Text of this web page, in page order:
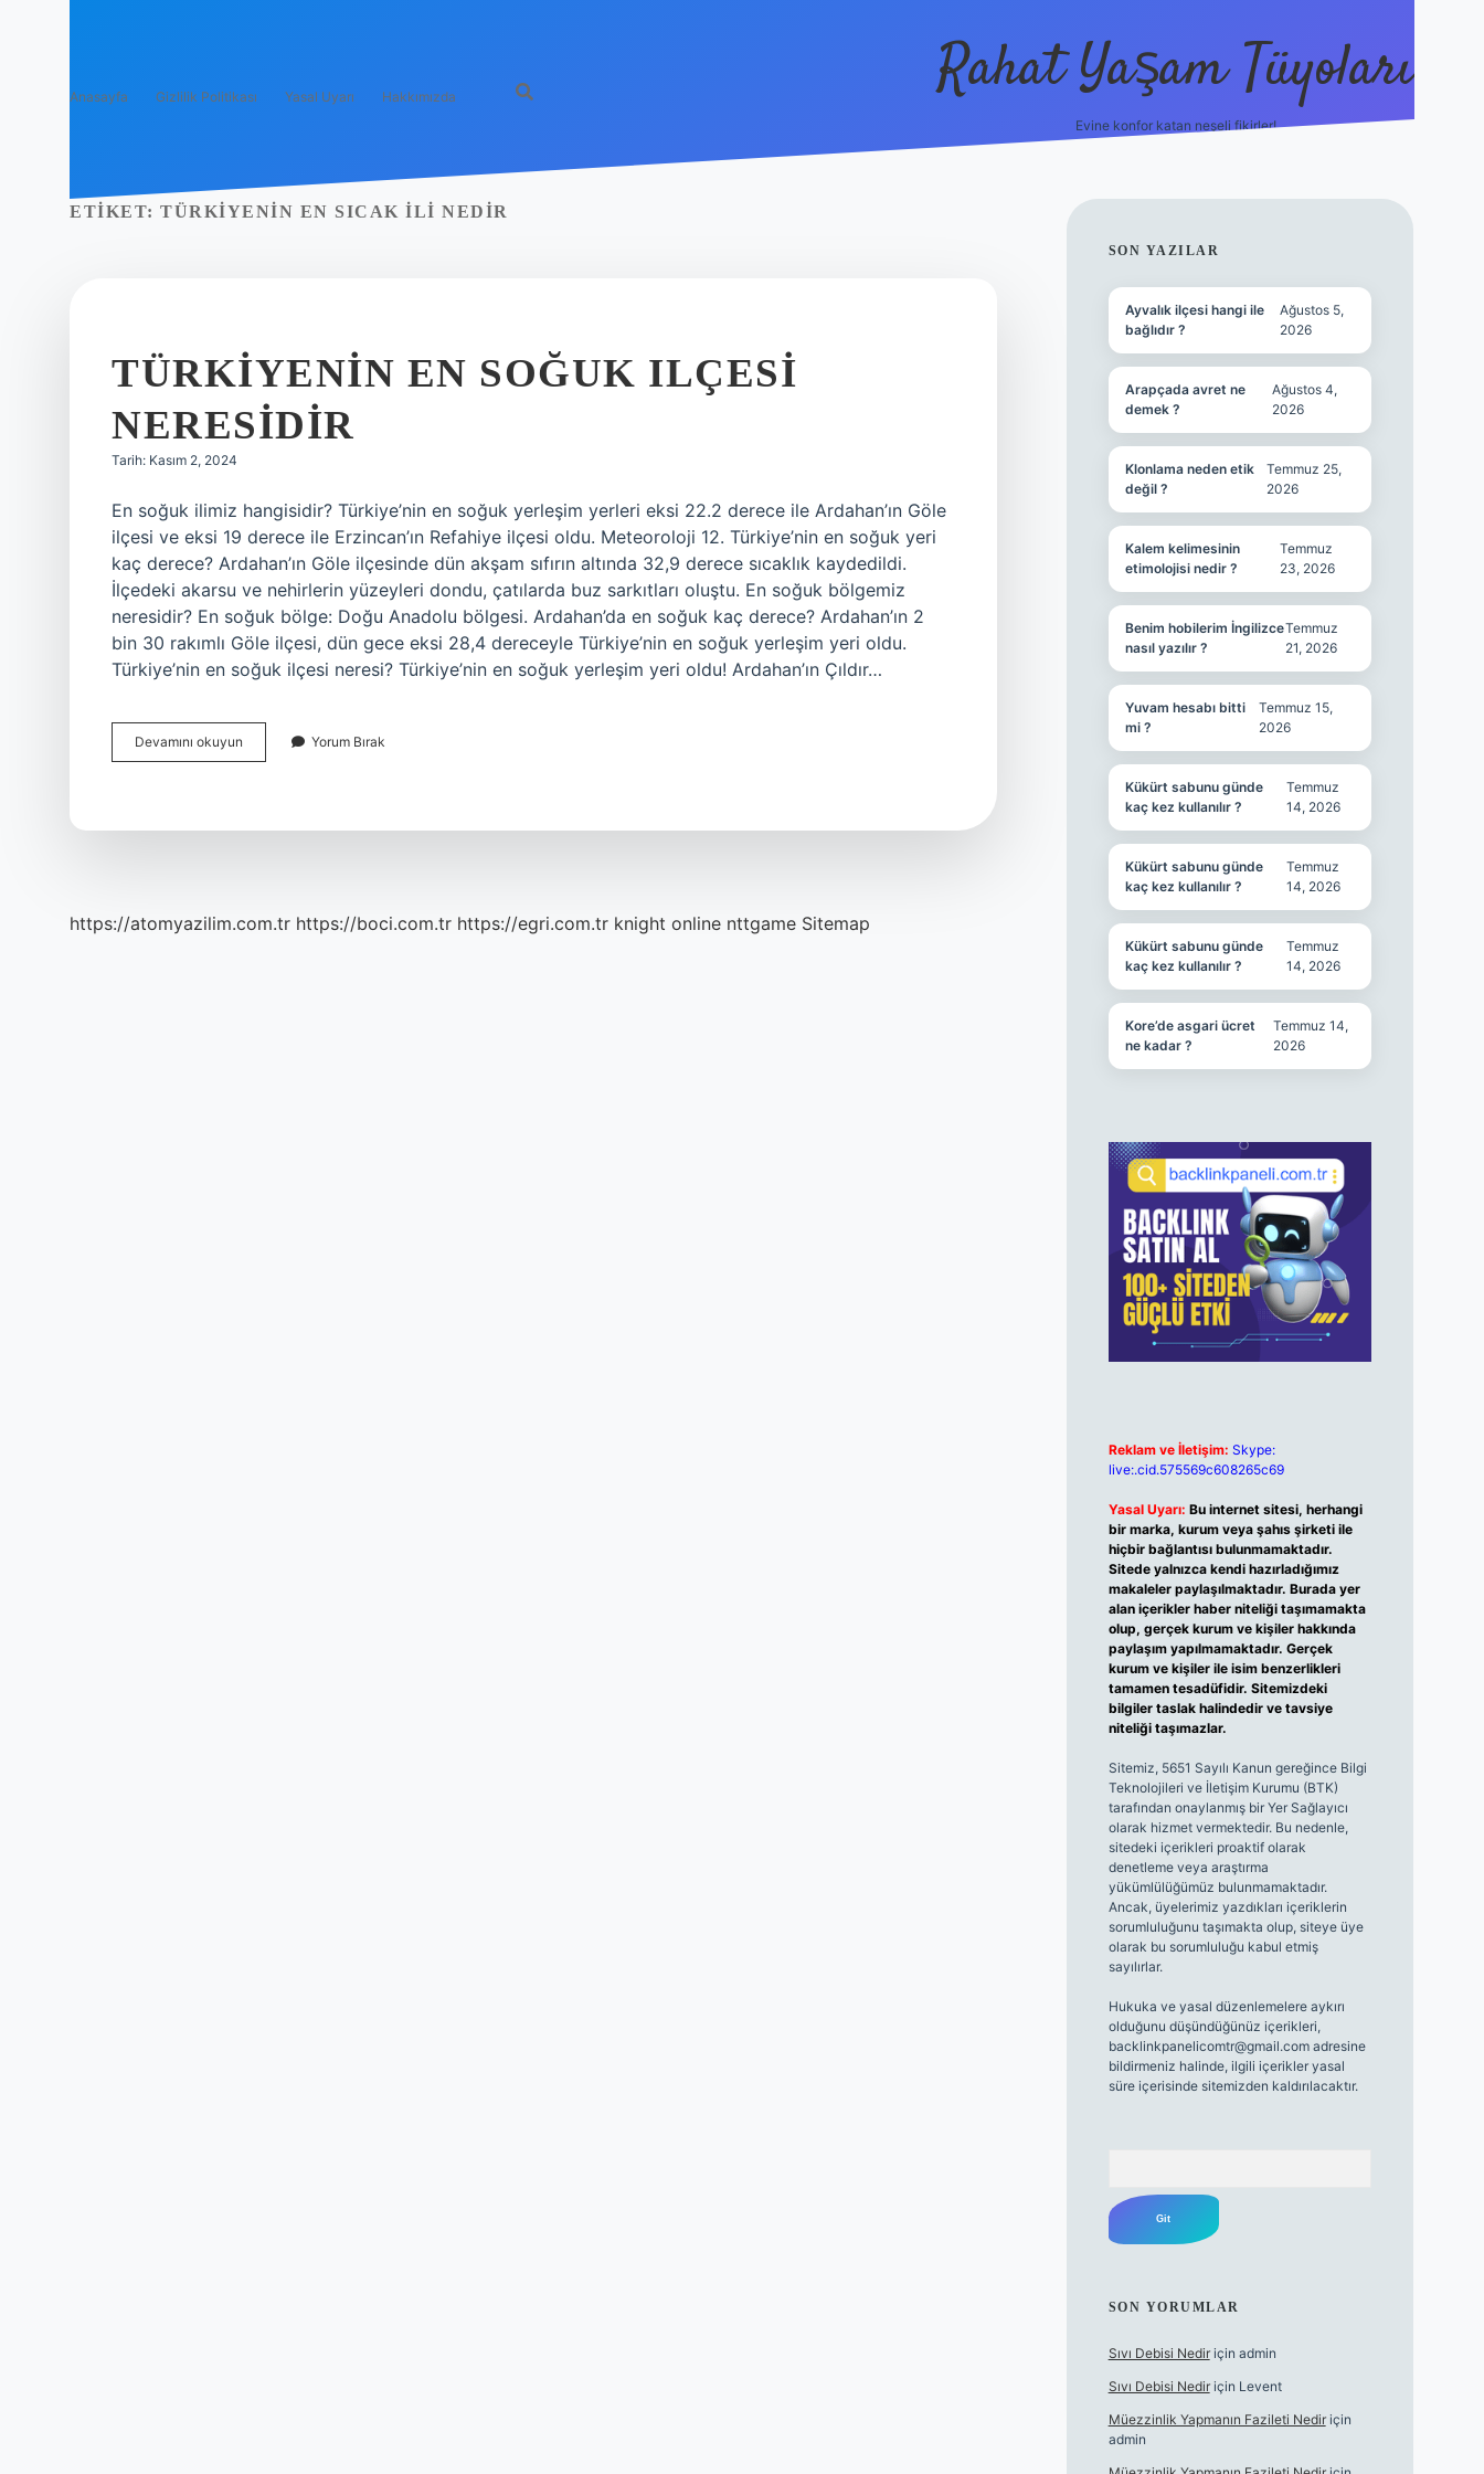
Anasayfa Gizlilik Politikası Yasal Uyarı Hakkımızda Rahat Yaşam Tüyoları
Evine konfor katan neşeli fikirler!
ETIKET: TÜRKIYENIN EN SICAK ILI NEDIR
TÜRKIYENIN EN SOĞUK ILÇESI
NERESIDIR
Tarih: Kasım 2, 2024
En soğuk ilimiz hangisidir? Türkiye’nin en soğuk yerleşim yerleri eksi 22.2 derece ile Ardahan’ın Göle
ilçesi ve eksi 19 derece ile Erzincan’ın Refahiye ilçesi oldu. Meteoroloji 12. Türkiye’nin en soğuk yeri
kaç derece? Ardahan’ın Göle ilçesinde dün akşam sıfırın altında 32,9 derece sıcaklık kaydedildi.
İlçedeki akarsu ve nehirlerin yüzeyleri dondu, çatılarda buz sarkıtları oluştu. En soğuk bölgemiz
neresidir? En soğuk bölge: Doğu Anadolu bölgesi. Ardahan’da en soğuk kaç derece? Ardahan’ın 2
bin 30 rakımlı Göle ilçesi, dün gece eksi 28,4 dereceyle Türkiye’nin en soğuk yerleşim yeri oldu.
Türkiye’nin en soğuk ilçesi neresi? Türkiye’nin en soğuk yerleşim yeri oldu! Ardahan’ın Çıldır…
Devamını okuyun Türkiyenin
En
Yorum Bırak
https://atomyazilim.com.tr https://boci.com.tr https://egri.com.tr knight online nttgame Sitemap
SIDEBAR
SON YAZILAR
Ayvalık ilçesi hangi ile
bağlıdır ?
Ağustos 5,
2026
Arapçada avret ne
demek ?
Ağustos 4,
2026
Klonlama neden etik
değil ?
Temmuz 25,
2026
Kalem kelimesinin
etimolojisi nedir ?
Temmuz
23, 2026
Benim hobilerim İngilizce
nasıl yazılır ?
Temmuz
21, 2026
Yuvam hesabı bitti
mi ?
Temmuz 15,
2026
Kükürt sabunu günde
kaç kez kullanılır ?
Temmuz
14, 2026
Kükürt sabunu günde
kaç kez kullanılır ?
Temmuz
14, 2026
Kükürt sabunu günde
kaç kez kullanılır ?
Temmuz
14, 2026
Kore’de asgari ücret
ne kadar ?
Temmuz 14,
2026
Reklam ve İletişim: Skype:
live:.cid.575569c608265c69
Yasal Uyarı: Bu internet sitesi, herhangi
bir marka, kurum veya şahıs şirketi ile
hiçbir bağlantısı bulunmamaktadır.
Sitede yalnızca kendi hazırladığımız
makaleler paylaşılmaktadır. Burada yer
alan içerikler haber niteliği taşımamakta
olup, gerçek kurum ve kişiler hakkında
paylaşım yapılmamaktadır. Gerçek
kurum ve kişiler ile isim benzerlikleri
tamamen tesadüfidir. Sitemizdeki
bilgiler taslak halindedir ve tavsiye
niteliği taşımazlar.
Sitemiz, 5651 Sayılı Kanun gereğince Bilgi
Teknolojileri ve İletişim Kurumu (BTK)
tarafından onaylanmış bir Yer Sağlayıcı
olarak hizmet vermektedir. Bu nedenle,
sitedeki içerikleri proaktif olarak
denetleme veya araştırma
yükümlülüğümüz bulunmamaktadır.
Ancak, üyelerimiz yazdıkları içeriklerin
sorumluluğunu taşımakta olup, siteye üye
olarak bu sorumluluğu kabul etmiş
sayılırlar.
Hukuka ve yasal düzenlemelere aykırı
olduğunu düşündüğünüz içerikleri,
backlinkpanelicomtr@gmail.comadresine
bildirmeniz halinde, ilgili içerikler yasal
süre içerisinde sitemizden kaldırılacaktır.
SON YORUMLAR
Sıvı Debisi Nediriçin admin
Sıvı Debisi Nediriçin Levent
Müezzinlik Yapmanın Fazileti Nediriçin
admin
ilbet canlı maç